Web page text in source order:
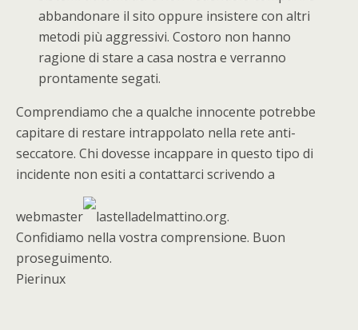
abbandonare il sito oppure insistere con altri
metodi più aggressivi. Costoro non hanno
ragione di stare a casa nostra e verranno
prontamente segati.
Comprendiamo che a qualche innocente potrebbe
capitare di restare intrappolato nella rete anti-
seccatore. Chi dovesse incappare in questo tipo di
incidente non esiti a contattarci scrivendo a
webmaster
lastelladelmattino.org.
Confidiamo nella vostra comprensione. Buon
proseguimento.
Pierinux